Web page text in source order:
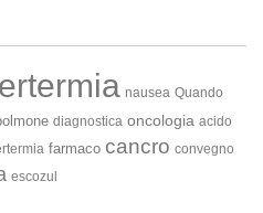
nausea Quando
diagnostica oncologia acido
farmaco cancro convegno
escozul